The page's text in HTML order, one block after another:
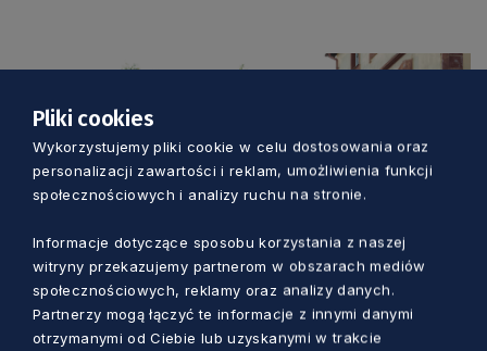
Pliki cookies
Wykorzystujemy pliki cookie w celu dostosowania oraz
personalizacji zawartości i reklam, umożliwienia funkcji
społecznościowych i analizy ruchu na stronie.
Informacje dotyczące sposobu korzystania z naszej
witryny przekazujemy partnerom w obszarach mediów
społecznościowych, reklamy oraz analizy danych.
Partnerzy mogą łączyć te informacje z innymi danymi
otrzymanymi od Ciebie lub uzyskanymi w trakcie